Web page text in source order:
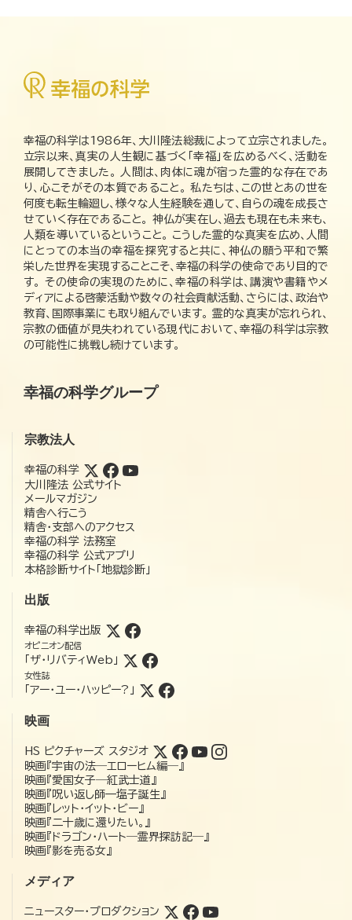
幸福の科学は1986年、大川隆法総裁によって立宗されました。
立宗以来、真実の人生観に基づく「幸福」を広めるべく、活動を
展開してきました。 人間は、肉体に魂が宿った霊的な存在であ
り、心こそがその本質であること。 私たちは、この世とあの世を
何度も転生輪廻し、様々な人生経験を通して、自らの魂を成長さ
せていく存在であること。 神仏が実在し、過去も現在も未来も、
人類を導いているということ。 こうした霊的な真実を広め、人間
にとっての本当の幸福を探究すると共に、神仏の願う平和で繁
栄した世界を実現することこそ、幸福の科学の使命であり目的で
す。 その使命の実現のために、幸福の科学は、講演や書籍やメ
ディアによる啓蒙活動や数々の社会貢献活動、さらには、政治や
教育、国際事業にも取り組んでいます。 霊的な真実が忘れられ、
宗教の価値が見失われている現代において、幸福の科学は宗教
の可能性に挑戦し続けています。
幸福の科学グループ
宗教法人
幸福の科学
大川隆法 公式サイト
メールマガジン
精舎へ行こう
精舎・支部へのアクセス
幸福の科学 法務室
幸福の科学 公式アプリ
本格診断サイト「地獄診断」
出版
幸福の科学出版
オピニオン配信
「ザ・リバティWeb」
女性誌
「アー・ユー・ハッピー?」
映画
HS ピクチャーズ スタジオ
映画『宇宙の法―エローヒム編―』
映画『愛国女子―紅武士道』
映画『呪い返し師—塩子誕生』
映画『レット・イット・ビー』
映画『二十歳に還りたい。』
映画『ドラゴン・ハート―霊界探訪記―』
映画『影を売る女』
メディア
ニュースター・プロダクション